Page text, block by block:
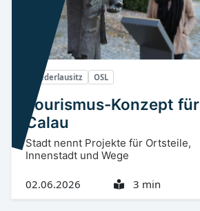
Niederlausitz OSL
Tourismus-Konzept für
Calau
Stadt nennt Projekte für Ortsteile,
Innenstadt und Wege
02.06.2026 3 min